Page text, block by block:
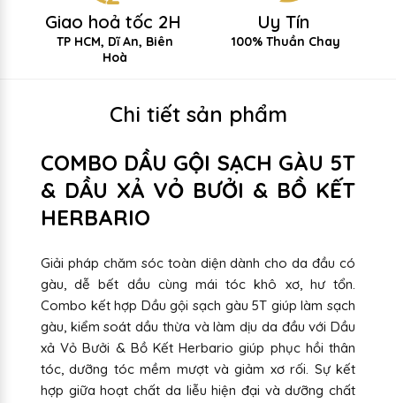
Giao hoả tốc 2H
TP HCM, Dĩ An, Biên
Hoà
Uy Tín
100% Thuần Chay
Chi tiết sản phẩm
COMBO DẦU GỘI SẠCH GÀU 5T
& DẦU XẢ VỎ BƯỞI & BỒ KẾT
HERBARIO
Giải pháp chăm sóc toàn diện dành cho da đầu có
gàu, dễ bết dầu cùng mái tóc khô xơ, hư tổn.
Combo kết hợp Dầu gội sạch gàu 5T giúp làm sạch
gàu, kiểm soát dầu thừa và làm dịu da đầu với Dầu
xả Vỏ Bưởi & Bồ Kết Herbario giúp phục hồi thân
tóc, dưỡng tóc mềm mượt và giảm xơ rối. Sự kết
hợp giữa hoạt chất da liễu hiện đại và dưỡng chất